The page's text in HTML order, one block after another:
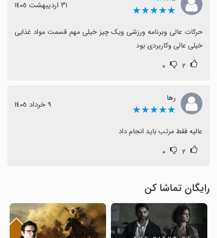
★★★★★ ٣١ اردیبهشت ١٤٠٥
خیلی عالی وکاربردی بود
۲ ۰
رها
★★★★★ ٩ خرداد ١٤٠٥
عالیه فقط مرتب باید انجام داد
۲ ۰
رایگان تماشا کن